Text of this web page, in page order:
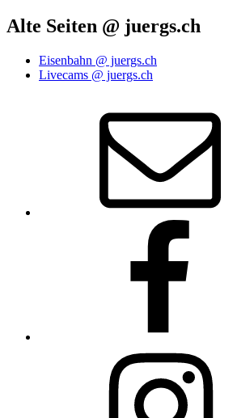
Alte Seiten @ juergs.ch
Eisenbahn @ juergs.ch
Livecams @ juergs.ch